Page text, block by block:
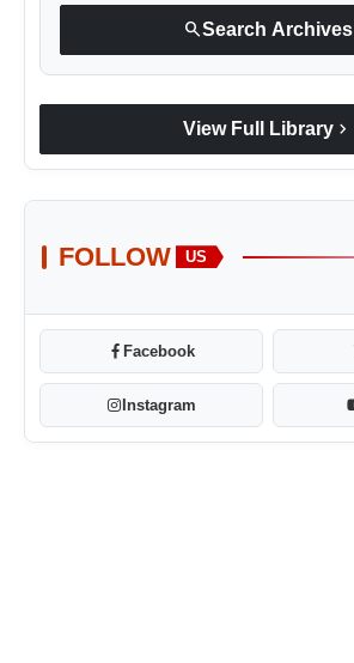
searchSearch Archives
View Full Library chevron_right
FOLLOW US
Facebook
Instagram